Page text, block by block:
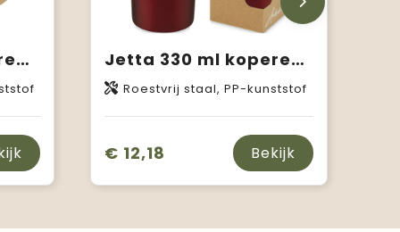
Jetta 180 ml koperen vacuüm geïsoleerde beker Jetta 330 ml koperen vacuüm geïsoleerde beker
Roestvrij staal, PP-kunststof
€ 12,18 Bekijk